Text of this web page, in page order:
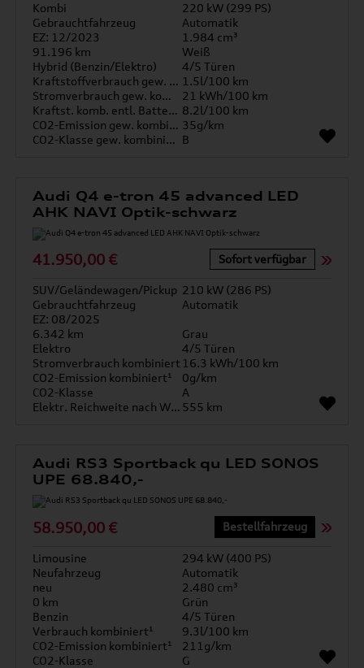
Kombi
220 kW (299 PS)
Gebrauchtfahrzeug
Automatik
EZ: 12/2023
1.984 cm³
91.196 km
Weiß
Hybrid (Benzin/Elektro)
4/5 Türen
Kraftstoffverbrauch gew. kombiniert 1.5l/100 km
Stromverbrauch gew. kombiniert
21 kWh/100 km
Kraftst. komb. entl. Batterie 8.2l/100 km
CO2-Emission gew. kombiniert 35g/km
CO2-Klasse gew. kombiniert B
Audi Q4 e-tron 45 advanced LED
AHK NAVI Optik-schwarz
41.950,00 € Sofort verfügbar
SUV/Geländewagen/Pickup 210 kW (286 PS)
Gebrauchtfahrzeug
Automatik
EZ: 08/2025
6.342 km
Grau
Elektro
4/5 Türen
Stromverbrauch kombiniert 16.3 kWh/100 km
CO2-Emission kombiniert¹
0g/km
CO2-Klasse
A
Elektr. Reichweite nach WLTP* 555 km
Audi RS3 Sportback qu LED SONOS
UPE 68.840,-
58.950,00 € Bestellfahrzeug
Limousine
294 kW (400 PS)
Neufahrzeug
Automatik
neu
2.480 cm³
0 km
Grün
Benzin
4/5 Türen
Verbrauch kombiniert¹
9.3l/100 km
CO2-Emission kombiniert¹
211g/km
CO2-Klasse
G